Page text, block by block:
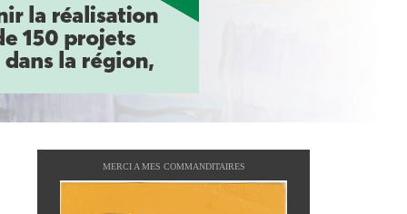
MERCI A MES COMMANDITAIRES